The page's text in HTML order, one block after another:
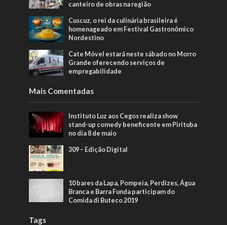
canteiro de obras na região
Cuscuz, o rei da culinária brasileira é
homenageado em Festival Gastronômico
Nordestino
Cate Móvel estará neste sábado no Morro
Grande oferecendo serviços de
empregabilidade
Mais Comentadas
Instituto Luz aos Cegos realiza show
stand-up comedy beneficente em Pirituba
no dia 8 de maio
309 – Edição Digital
10 bares da Lapa, Pompeia, Perdizes, Água
Branca e Barra Funda participam do
Comida di Buteco 2019
Tags